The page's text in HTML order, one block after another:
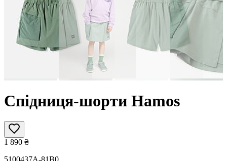
Спідниця-шорти Hamos
1 890 ₴